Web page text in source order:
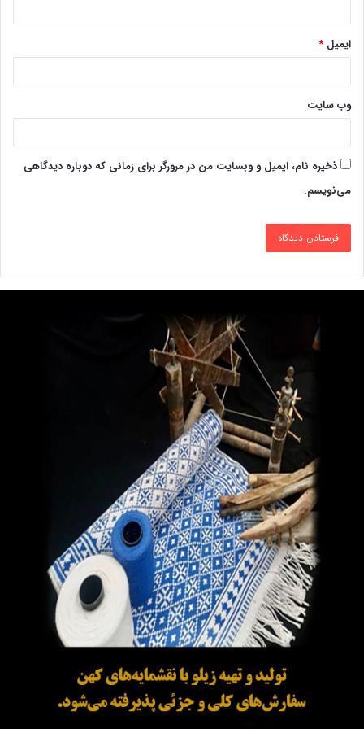
ایمیل *
وب‌ سایت
ذخیره نام، ایمیل و وبسایت من در مرورگر برای زمانی که دوباره دیدگاهی
می‌نویسم.